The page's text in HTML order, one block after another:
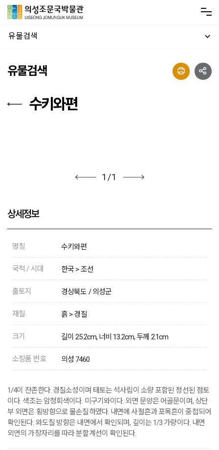
유물검색
유물검색
수키와편
1 /1
상세정보
명칭 수키와편
국적 / 시대 한국 > 조선
출토지 경상북도 / 의성군
재질 흙 > 경질
크기 길이 25.2cm, 너비 13.2cm, 두께 2.1cm
소장품 번호 의성 7460
1/4이 잔존한다. 경질소성이며 태토는 석사립이 소량 포함된 정선된 점토
이다. 색조는 암청회색이다. 미구기와이다. 외면 문양은 어골문이며, 상단
부 외면은 횡방향으로 물손질하였다. 내면에 사절흔과 포목흔이 중첩되어
확인된다. 와도질 방향은 내면에서 확인되며, 깊이는 1/3 가량이다. 내면
외연의 가장자리를 따라 분할계선이 확인된다.